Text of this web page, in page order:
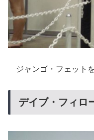
ジャンゴ・フェット
デイブ・フィロ